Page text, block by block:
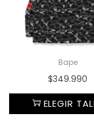
Bape
$349.990
ELEGIR